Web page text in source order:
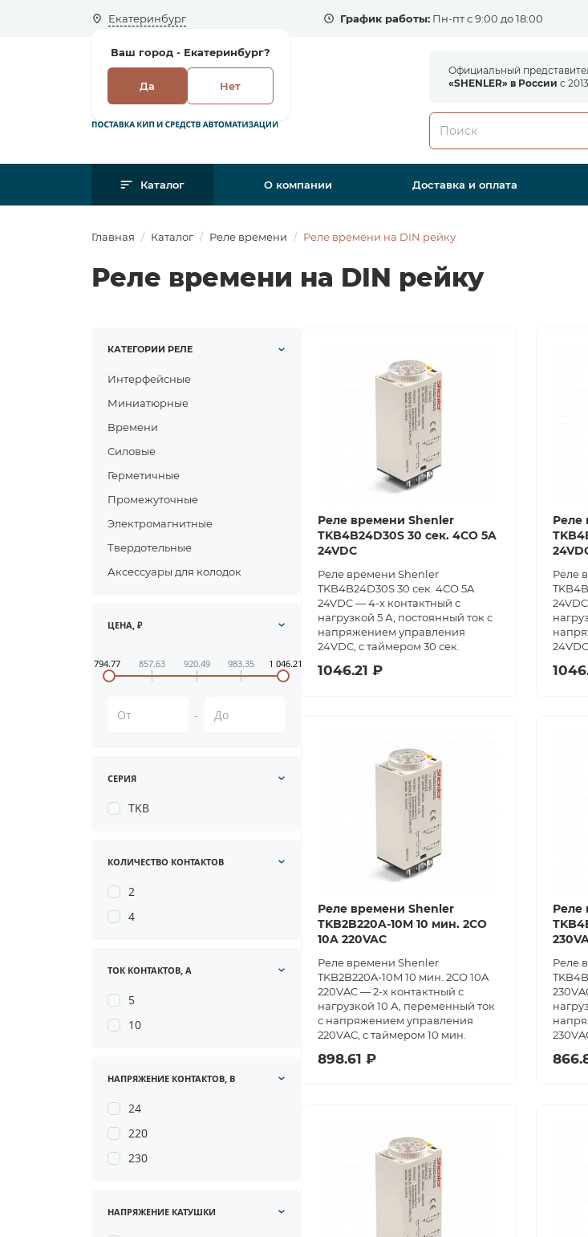
Екатеринбург
Ваш город - Екатеринбург?
Да Нет
График работы: Пн-пт с 9:00 до 18:00
Официальный
«SHENLER» в России с
Каталог О компании Доставка и оплата
Главная Каталог Реле времени Реле времени на DIN рейку
Реле времени на DIN рейку
КАТЕГОРИИ РЕЛЕ
Интерфейсные
Миниатюрные
Времени
Силовые
Герметичные
Промежуточные
Электромагнитные
Твердотельные
Аксессуары для колодок
ЦЕНА, ₽
794.77 857.63 920.49 983.35 1 046.21
СЕРИЯ
TKB
КОЛИЧЕСТВО КОНТАКТОВ
2
4
ТОК КОНТАКТОВ, А
5
10
НАПРЯЖЕНИЕ КОНТАКТОВ, В
24
220
230
НАПРЯЖЕНИЕ КАТУШКИ
Реле времени Shenler
TKB4B24D30S 30 сек. 4CO 5A
24VDC
Реле времени Shenler
TKB4B24D30S 30 сек. 4CO 5A
24VDC — 4-х контактный с
нагрузкой 5 А, постоянный ток с
напряжением управления
24VDC, с таймером 30 сек.
1046.21 ₽
Реле
Реле
Реле времени Shenler
TKB2B220A-10M 10 мин. 2СО
10A 220VAC
Реле времени Shenler
TKB2B220A-10M 10 мин. 2СО 10A
220VAC — 2-х контактный с
нагрузкой 10 А, переменный ток
с напряжением управления
220VAC, с таймером 10 мин.
898.61 ₽
Реле
Реле